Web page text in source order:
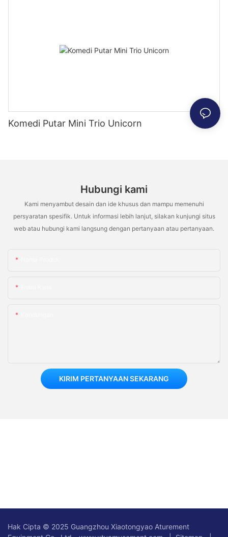
Komedi Putar Mini Trio Unicorn
Hubungi kami
Kami menyambut desain dan ide khusus dan mampu memenuhi
persyaratan spesifik. Untuk informasi lebih lanjut, silakan kunjungi situs
web atau hubungi kami langsung dengan pertanyaan atau pertanyaan.
KIRIM PERTANYAAN SEKARANG
Hak Cipta © 2025 Guangzhou Xiaotongyao Aturement